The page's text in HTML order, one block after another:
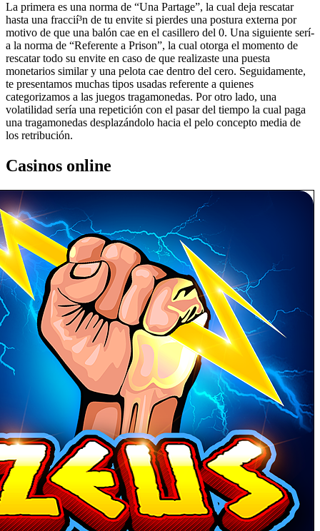
La primera es una norma de “Una Partage”, la cual deja rescatar
hasta una fraccií³n de tu envite si pierdes una postura externa por
motivo de que una balón cae en el casillero del 0. Una siguiente serí­
a la norma de “Referente a Prison”, la cual otorga el momento de
rescatar todo su envite en caso de que realizaste una puesta
monetarios similar y una pelota cae dentro del cero. Seguidamente,
te presentamos muchas tipos usadas referente a quienes
categorizamos a las juegos tragamonedas. Por otro lado, una
volatilidad serí­a una repetición con el pasar del tiempo la cual paga
una tragamonedas desplazándolo hacia el pelo concepto media de
los retribución.
Casinos online